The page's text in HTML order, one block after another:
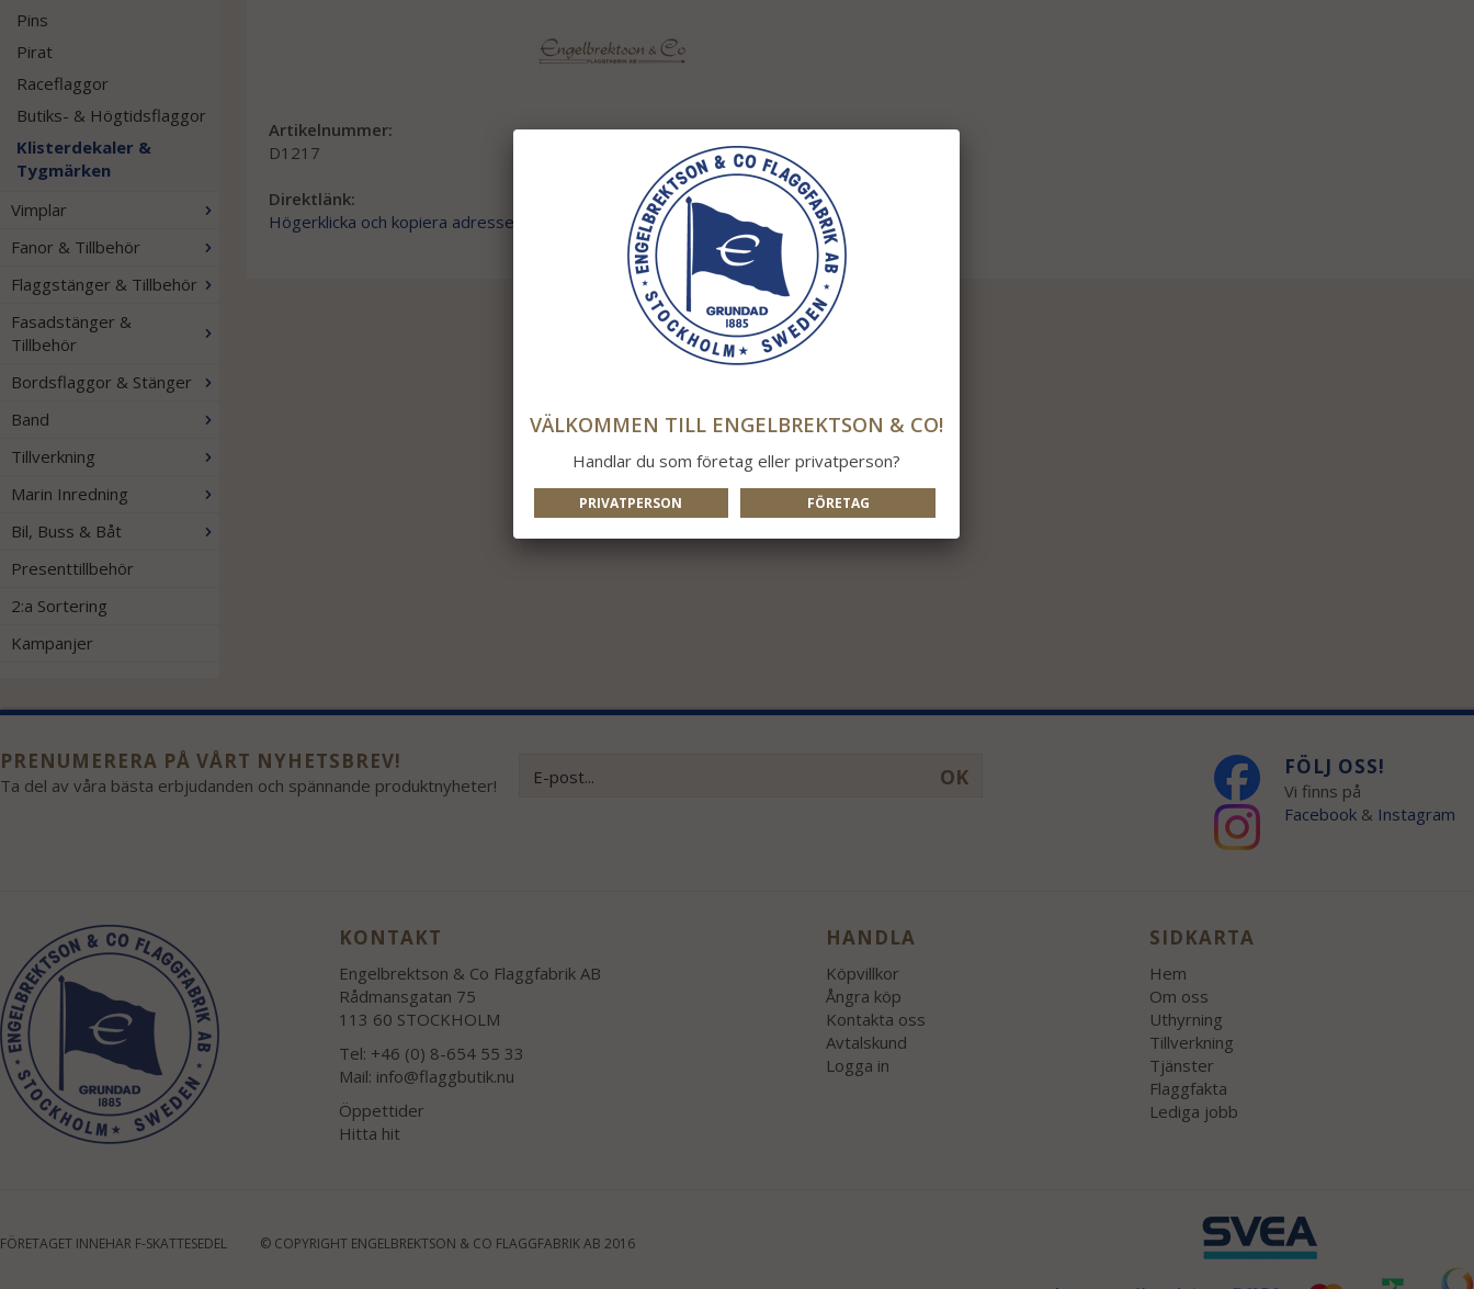
Pins
Pirat
Raceflaggor
Butiks- & Högtidsflaggor
Klisterdekaler &
Tygmärken
Vimplar
Fanor & Tillbehör
Flaggstänger & Tillbehör
Fasadstänger &
Tillbehör
Bordsflaggor & Stänger
Band
Tillverkning
Marin Inredning
Bil, Buss & Båt
Presenttillbehör
2:a Sortering
Kampanjer
Artikelnummer:
D1217
Direktlänk:
Högerklicka och kopiera adressen
PRENUMERERA PÅ VÅRT NYHETSBREV!
Ta del av våra bästa erbjudanden och spännande produktnyheter! OK FÖLJ OSS!
Vi finns på
Facebook & Instagram
KONTAKT
Engelbrektson & Co Flaggfabrik AB
Rådmansgatan 75
113 60 STOCKHOLM
Tel: +46 (0) 8-654 55 33
Mail: info@flaggbutik.nu
Öppettider
Hitta hit
HANDLA
Köpvillkor
Ångra köp
Kontakta oss
Avtalskund
Logga in
SIDKARTA
Hem
Om oss
Uthyrning
Tillverkning
Tjänster
Flaggfakta
Lediga jobb
FÖRETAGET INNEHAR F-SKATTESEDEL © COPYRIGHT ENGELBREKTSON & CO FLAGGFABRIK AB 2016
VÄLKOMMEN TILL ENGELBREKTSON & CO!
Handlar du som företag eller privatperson?
PRIVATPERSON FÖRETAG